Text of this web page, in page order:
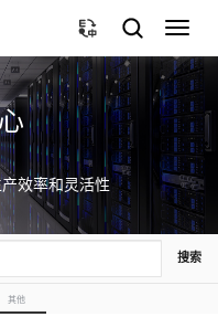
切
换
导
航
效率和灵活性
搜索
其他